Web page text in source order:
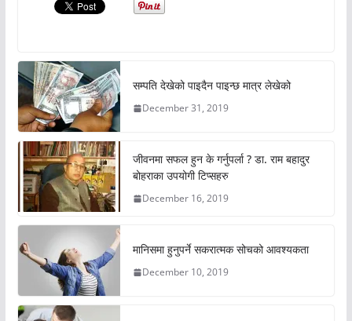
सम्पति देखेको पाइदैन पाइन्छ मात्र लेखेको
December 31, 2019
जीवनमा सफल हुन के गर्नुपर्ला ? डा. राम बहादुर
बोहराका उपयोगी टिप्सहरु
December 16, 2019
मानिसमा हुनुपर्ने सकरात्मक सोचको आवश्यकता
December 10, 2019